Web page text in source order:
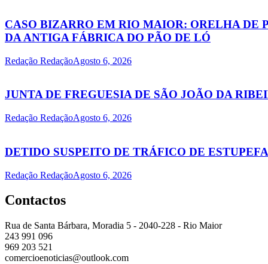
CASO BIZARRO EM RIO MAIOR: ORELHA DE
DA ANTIGA FÁBRICA DO PÃO DE LÓ
Redação RedaçãoAgosto 6, 2026
JUNTA DE FREGUESIA DE SÃO JOÃO DA
Redação RedaçãoAgosto 6, 2026
DETIDO SUSPEITO DE TRÁFICO DE
Redação RedaçãoAgosto 6, 2026
Contactos
Rua de Santa Bárbara, Moradia 5 - 2040-228 - Rio Maior
243 991 096
969 203 521
comercioenoticias@outlook.com